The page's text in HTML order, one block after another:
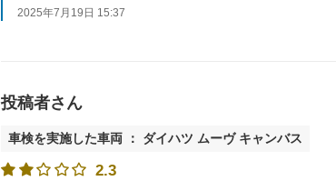
2025年7月19日 15:37
投稿者さん
車検を実施した車両 ： ダイハツ ムーヴ キャンバス
2.3